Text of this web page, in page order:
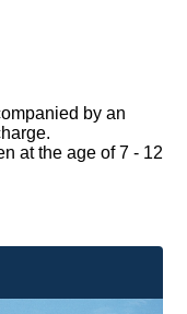
by an
at the age of 7 - 12